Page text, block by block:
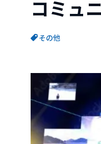
コミュ
その他